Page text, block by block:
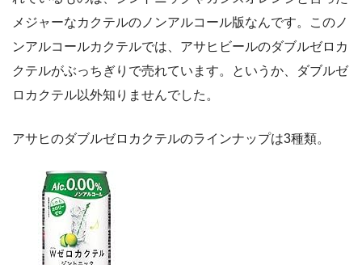
メジャーなカクテルのノンアルコール版なんです。このノ
ンアルコールカクテルでは、アサヒビールのダブルゼロカ
クテルがぶっちぎりで売れています。というか、ダブルゼ
ロカクテル以外知りませんでした。
アサヒのダブルゼロカクテルのラインナップは3種類。